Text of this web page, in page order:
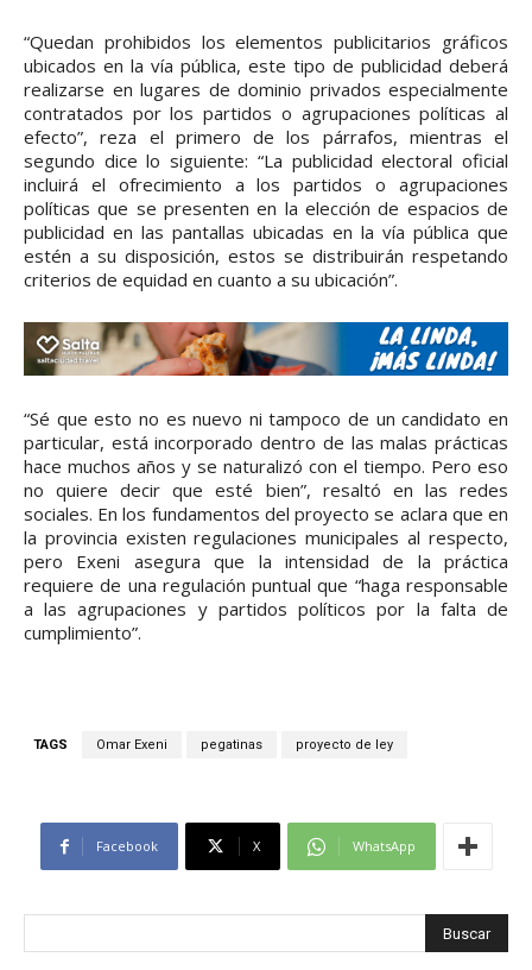
“Quedan prohibidos los elementos publicitarios gráficos
ubicados en la vía pública, este tipo de publicidad deberá
realizarse en lugares de dominio privados especialmente
contratados por los partidos o agrupaciones políticas al
efecto”, reza el primero de los párrafos, mientras el
segundo dice lo siguiente: “La publicidad electoral oficial
incluirá el ofrecimiento a los partidos o agrupaciones
políticas que se presenten en la elección de espacios de
publicidad en las pantallas ubicadas en la vía pública que
estén a su disposición, estos se distribuirán respetando
criterios de equidad en cuanto a su ubicación”.
“Sé que esto no es nuevo ni tampoco de un candidato en
particular, está incorporado dentro de las malas prácticas
hace muchos años y se naturalizó con el tiempo. Pero eso
no quiere decir que esté bien”, resaltó en las redes
sociales. En los fundamentos del proyecto se aclara que en
la provincia existen regulaciones municipales al respecto,
pero Exeni asegura que la intensidad de la práctica
requiere de una regulación puntual que “haga responsable
a las agrupaciones y partidos políticos por la falta de
cumplimiento”.
TAGS Omar Exeni pegatinas proyecto de ley
Facebook X WhatsApp